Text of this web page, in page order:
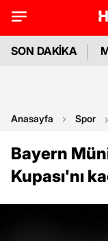
SON DAKİKA
Anasayfa Spor
Bayern
Kupası'nı